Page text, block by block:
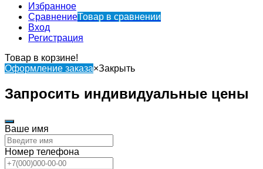
Избранное
СравнениеТовар в сравнении
Вход
Регистрация
Товар в корзине!
Оформление заказа×Закрыть
Запросить индивидуальные цены
Ваше имя
Номер телефона